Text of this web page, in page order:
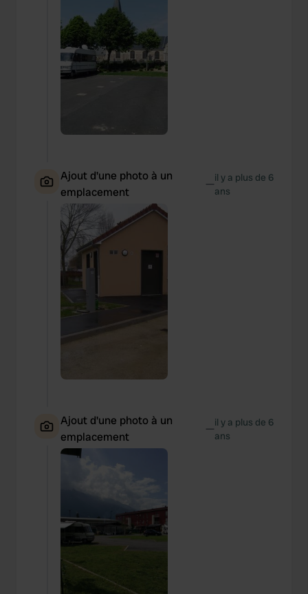
Ajout d'une photo à un
emplacement
—il y a plus de 6
ans
Ajout d'une photo à un
emplacement
—il y a plus de 6
ans